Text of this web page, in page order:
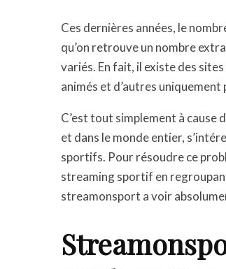
Ces dernières années, le
qu’on retrouve un nombre
variés. En fait, il existe des
animés et d’autres
C’est tout simplement à cause
et dans le monde entier,
sportifs. Pour résoudre ce
streaming sportif en
streamonsport a voir